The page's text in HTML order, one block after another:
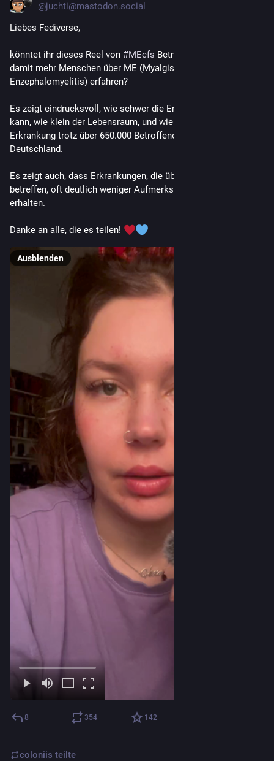
@juchti@mastodon.social
Liebes Fediverse,
könntet ihr dieses Reel von #MEcfs Betroffenen verbreiten,
damit mehr Menschen über ME (Myalgische
Enzephalomyelitis) erfahren?
Es zeigt eindrucksvoll, wie schwer die Erkrankung werden
kann, wie klein der Lebensraum, und wie unbeachtet die
Erkrankung trotz über 650.000 Betroffenen allein in
Deutschland.
Es zeigt auch, dass Erkrankungen, die überwiegend Frauen
betreffen, oft deutlich weniger Aufmerksamkeit und Forschung
erhalten.
Danke an alle, die es teilen!
Ausblenden
8 354 142
coloniis teilte